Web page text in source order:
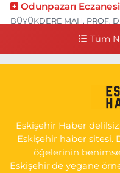
Odunpazarı Eczanesi
BÜYÜKDERE MAH. PROF.
YENİDOĞAN MH.ŞEHİT
0 (222) 237 75 17 Yol
Tüm
Eskişehir Haber
Eskişehir haber sitesi.
öğelerinin
Eskişehir'de yegane